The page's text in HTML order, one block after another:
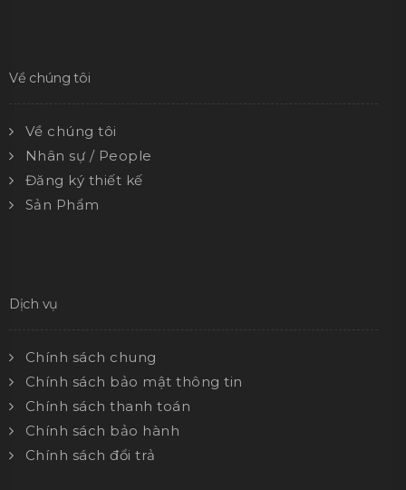
Về chúng tôi
Về chúng tôi
Nhân sự / People
Đăng ký thiết kế
Sản Phẩm
Dịch vụ
Chính sách chung
Chính sách bảo mật thông tin
Chính sách thanh toán
Chính sách bảo hành
Chính sách đổi trả